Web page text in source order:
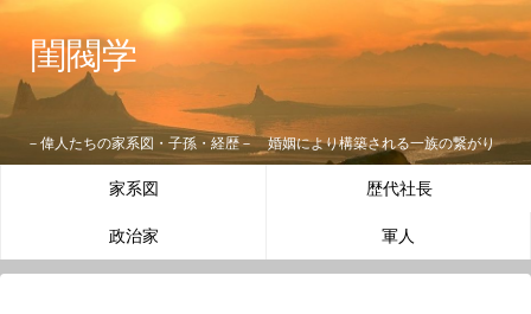
閨閥学
－偉人たちの家系図・子孫・経歴－ 婚姻により構築される一族の繋がり
家系図 歴代社長
政治家 軍人